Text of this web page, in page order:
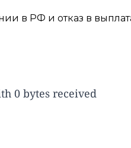
0 bytes received